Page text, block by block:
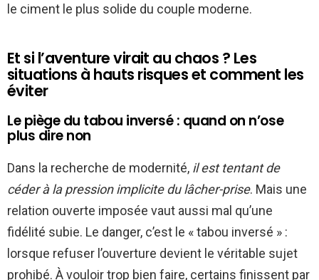
le ciment le plus solide du couple moderne.
Et si l’aventure virait au chaos ? Les
situations à hauts risques et comment les
éviter
Le piège du tabou inversé : quand on n’ose
plus dire non
Dans la recherche de modernité, il est tentant de
céder à la pression implicite du lâcher-prise. Mais une
relation ouverte imposée vaut aussi mal qu’une
fidélité subie. Le danger, c’est le « tabou inversé » :
lorsque refuser l’ouverture devient le véritable sujet
prohibé. À vouloir trop bien faire, certains finissent par